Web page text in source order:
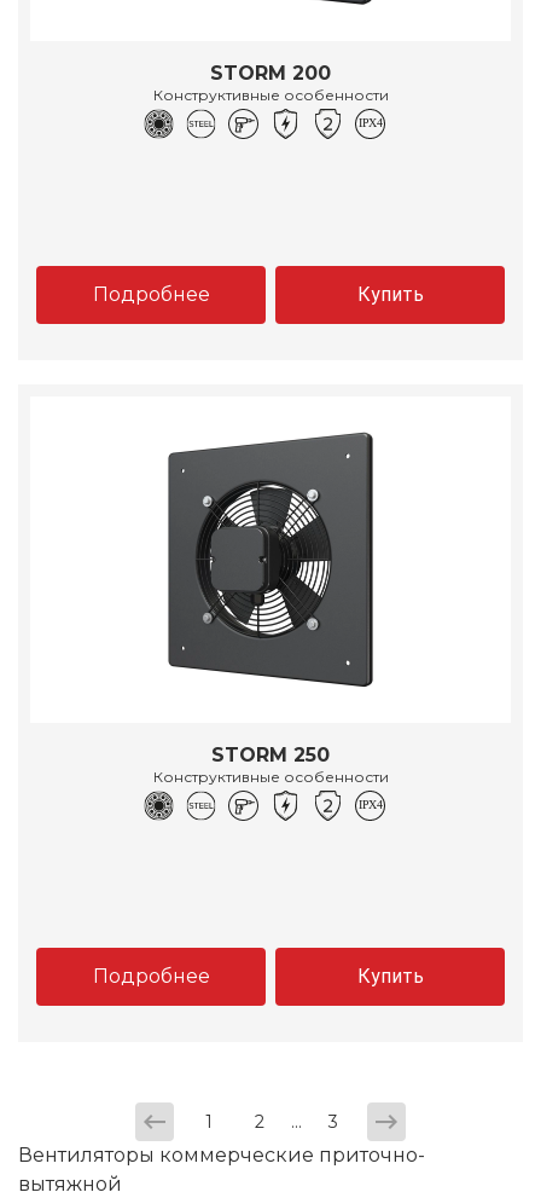
STORM 200
Конструктивные особенности
Подробнее Купить
STORM 250
Конструктивные особенности
Подробнее Купить
1 2 ... 3
Вентиляторы коммерческие приточно-
вытяжной